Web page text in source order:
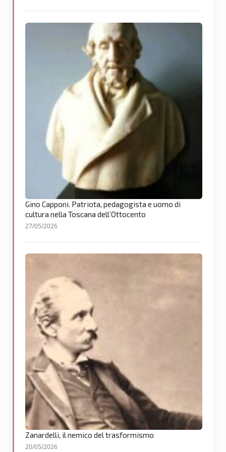
Gino Capponi. Patriota, pedagogista e uomo di
cultura nella Toscana dell’Ottocento
27/05/2026
Zanardelli, il nemico del trasformismo
20/05/2026